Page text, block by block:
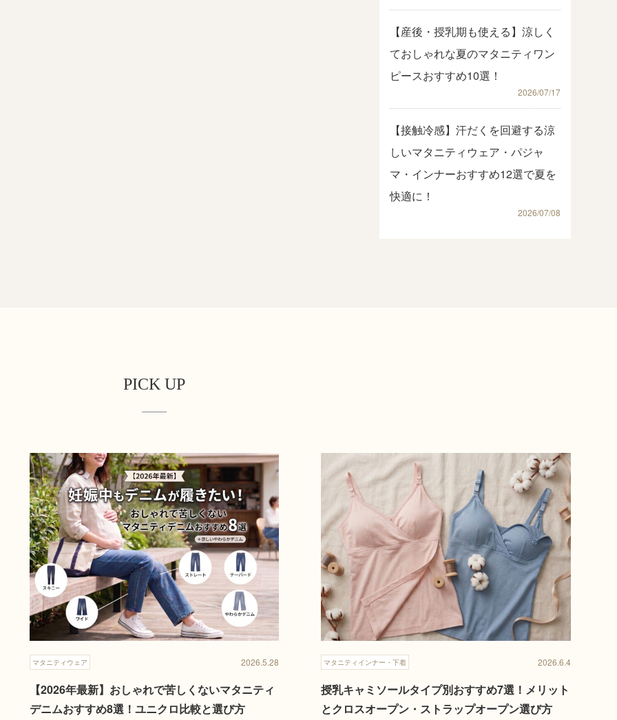
【産後・授乳期も使える】涼しく
ておしゃれな夏のマタニティワン
ピースおすすめ10選！
2026/07/17
【接触冷感】汗だくを回避する涼
しいマタニティウェア・パジャ
マ・インナーおすすめ12選で夏を
快適に！
2026/07/08
PICK UP
マタニティウェア 2026.5.28
【2026年最新】おしゃれで苦しくないマタニティ
デニムおすすめ8選！ユニクロ比較と選び方
マタニティインナー・下着 2026.6.4
授乳キャミソールタイプ別おすすめ7選！メリット
とクロスオープン・ストラップオープン選び方